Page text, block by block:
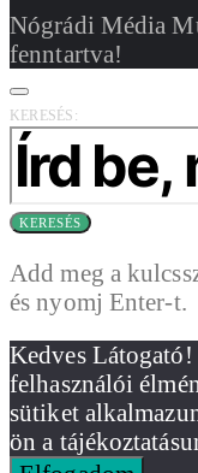
Nógrádi Média
fenntartva!
KERESÉS:
KERESÉS
Add meg a
és nyomj Enter-t.
Kedves
felhasználói
sütiket
ön a